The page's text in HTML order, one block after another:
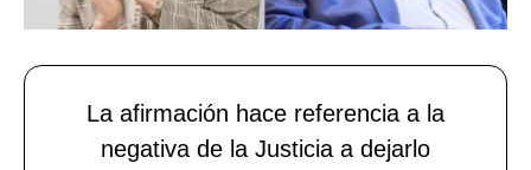
La afirmación hace referencia a la
negativa de la Justicia a dejarlo